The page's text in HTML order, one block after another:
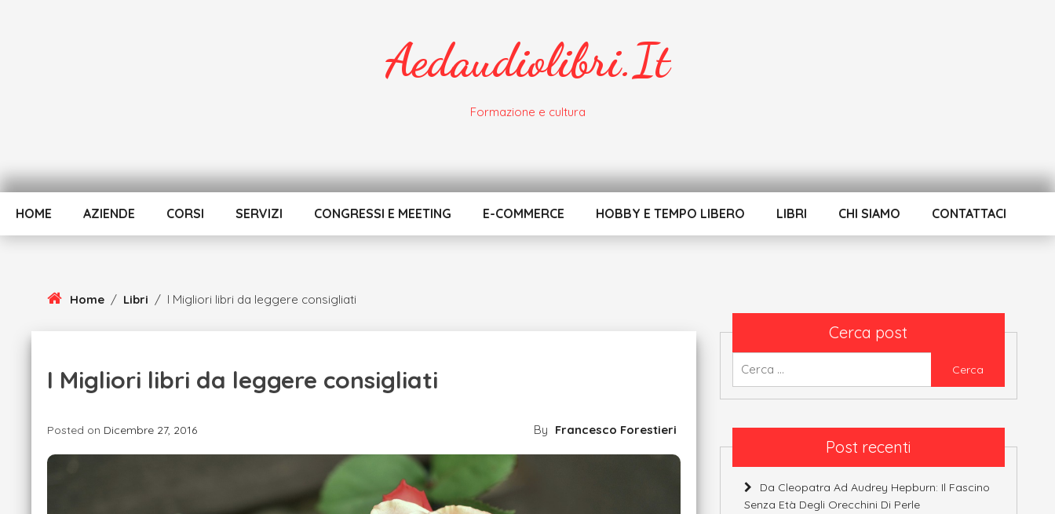
Aedaudiolibri.it
Formazione e cultura
HOME AZIENDE CORSI SERVIZI CONGRESSI E MEETING E-COMMERCE HOBBY E TEMPO LIBERO LIBRI CHI SIAMO CONTATTACI
Home / Libri / I Migliori libri da leggere consigliati
I Migliori libri da leggere consigliati
Posted on Dicembre 27, 2016 By Francesco Forestieri
Cerca post
Post recenti
Da Cleopatra Ad Audrey Hepburn: Il Fascino
Senza Età Degli Orecchini Di Perle